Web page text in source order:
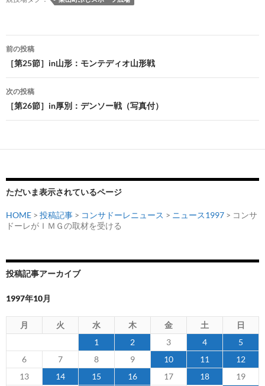
投
稿
ナ
ビ
ー
ョ
ン
前の投稿
［第25節］in山形：モンテディオ山形戦
次の投稿
［第26節］in厚別：デンソー戦（写真付）
ただいま表示されているページ
HOME > 投稿記事 > コンサドーレニュース > ニュース1997 > コンサ
ドーレがＩＭＧの取材を受ける
投稿記事アーカイブ
1997年10月
月 火 水 木 金 土
日
1
2 3 4
5
6
7 8 9 10 11
12
13
14 15 16 17 18
19